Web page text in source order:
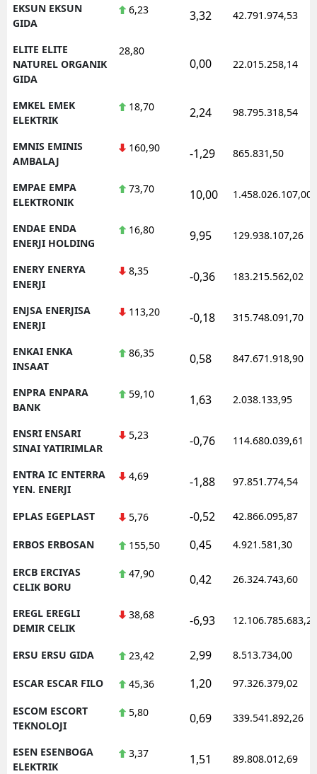
EKSUN EKSUN
GIDA
6,23 3,32 42.791.974,53
ELITE ELITE
NATUREL ORGANIK
GIDA
28,80
0,00 22.015.258,14
EMKEL EMEK
ELEKTRIK
18,70 2,24 98.795.318,54
EMNIS EMINIS
AMBALAJ
160,90 -1,29 865.831,50
EMPAE EMPA
ELEKTRONIK
73,70 10,00 1.458.026.107,00
ENDAE ENDA
ENERJI HOLDING
16,80 9,95 129.938.107,26
ENERY ENERYA
ENERJI
8,35 -0,36 183.215.562,02
ENJSA ENERJISA
ENERJI
113,20 -0,18 315.748.091,70
ENKAI ENKA
INSAAT
86,35 0,58 847.671.918,90
ENPRA ENPARA
BANK
59,10 1,63 2.038.133,95
ENSRI ENSARI
SINAI YATIRIMLAR
5,23 -0,76 114.680.039,61
ENTRA IC ENTERRA
YEN. ENERJI
4,69 -1,88 97.851.774,54
EPLAS EGEPLAST 5,76 -0,52 42.866.095,87
ERBOS ERBOSAN 155,50 0,45 4.921.581,30
ERCB ERCIYAS
CELIK BORU
47,90 0,42 26.324.743,60
EREGL EREGLI
DEMIR CELIK
38,68 -6,93 12.106.785.683,20
ERSU ERSU GIDA 23,42 2,99 8.513.734,00
ESCAR ESCAR FILO 45,36 1,20 97.326.379,02
ESCOM ESCORT
TEKNOLOJI
5,80 0,69 339.541.892,26
ESEN ESENBOGA
ELEKTRIK
3,37 1,51 89.808.012,69